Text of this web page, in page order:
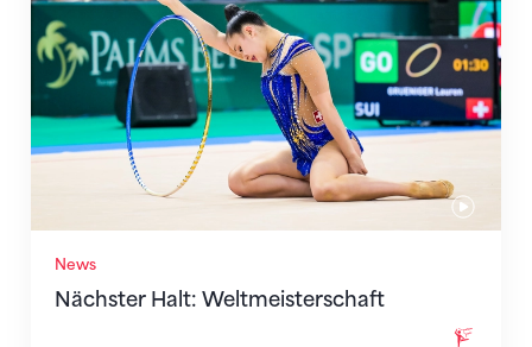
News
Nächster Halt: Weltmeisterschaft